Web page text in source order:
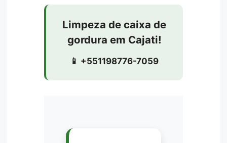
Limpeza de caixa de
gordura em Cajati!
📱 +551198776-7059